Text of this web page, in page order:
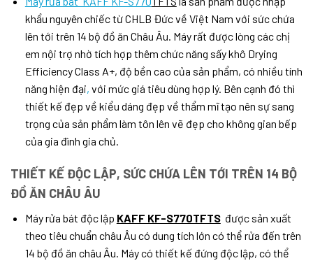
khẩu nguyên chiếc từ CHLB Đức về Việt Nam với sức chứa
lên tới trên 14 bộ đồ ăn Châu Âu. Máy rất được lòng các chị
em nội trợ nhờ tích hợp thêm chức năng sấy khô Drying
Efficiency Class A+, độ bền cao của sản phẩm, có nhiều tính
năng hiện đại, với mức giá tiêu dùng hợp lý. Bên cạnh đó thì
thiết kế đẹp về kiểu dáng đẹp về thẩm mĩ tạo nên sự sang
trọng của sản phẩm làm tôn lên vẽ đẹp cho không gian bếp
của gia đình gia chủ.
THIẾT KẾ ĐỘC LẬP, SỨC CHỨA LÊN TỚI TRÊN 14 BỘ
ĐỒ ĂN CHÂU ÂU
Máy rửa bát độc lập KAFF KF-S770TFTS được sản xuất
theo tiêu chuẩn châu Âu có dung tích lớn có thể rửa đến trên
14 bộ đồ ăn châu Âu. Máy có thiết kế đứng độc lập, có thể